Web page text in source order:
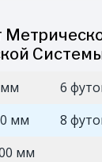
мм
6
мм
8
мм